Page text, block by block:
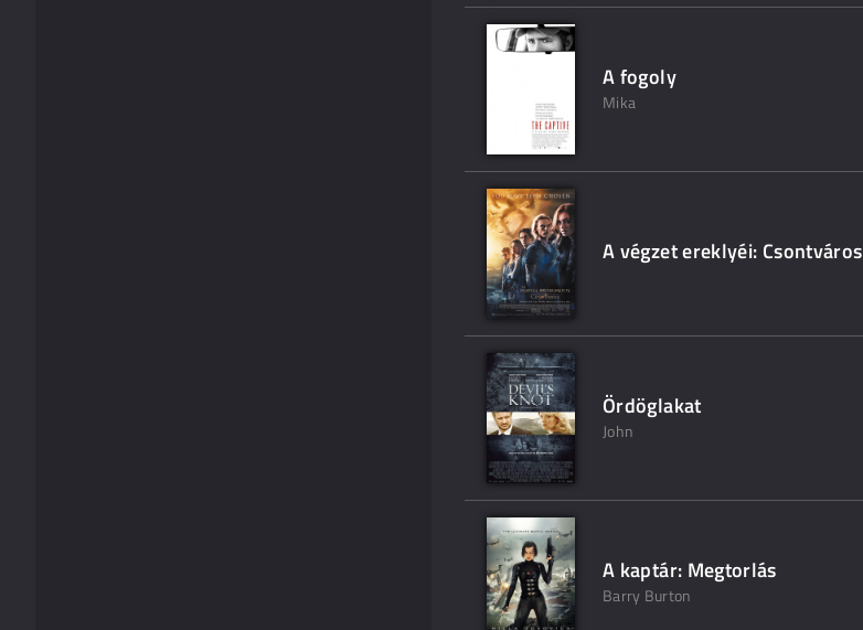
A fogoly
Mika
A végzet ereklyéi: Csontváros
Ördöglakat
John
A kaptár: Megtorlás
Barry Burton